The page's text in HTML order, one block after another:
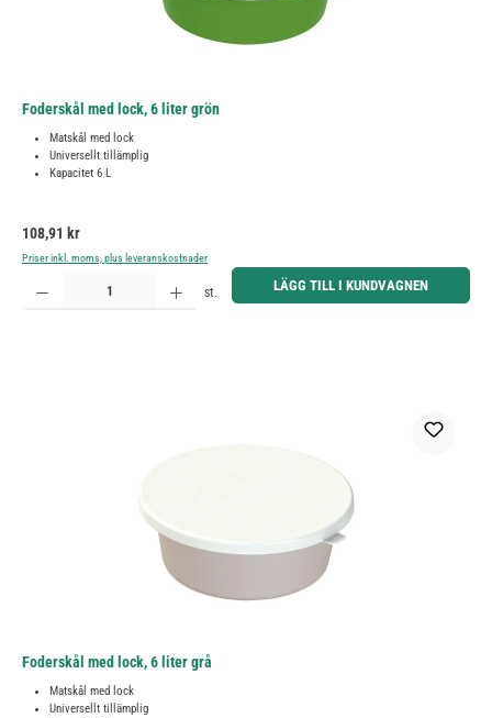
Foderskål med lock, 6 liter grön
Matskål med lock
Universellt tillämplig
Kapacitet 6 L
Ordinarie pris:
108,91 kr
Priser inkl. moms, plus leveranskostnader
Produktkvantitet: Ange önskat belopp eller använd knapparna för att öka eller minska kvantiteten.
st. LÄGG TILL I KUNDVAGNEN
Foderskål med lock, 6 liter grå
Matskål med lock
Universellt tillämplig